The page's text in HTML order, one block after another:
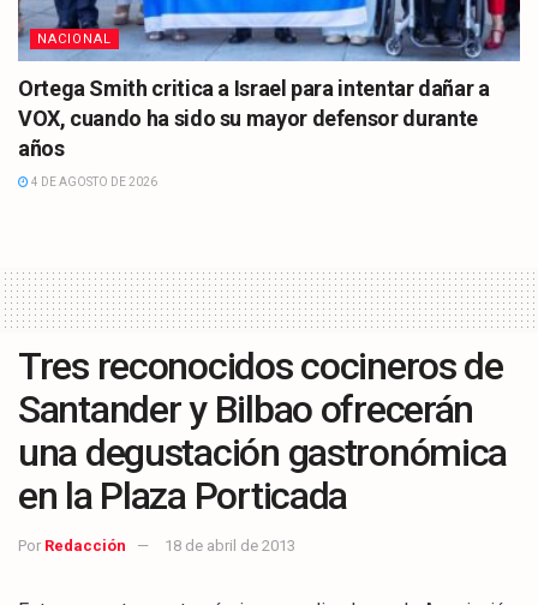
NACIONAL
Ortega Smith critica a Israel para intentar dañar a
VOX, cuando ha sido su mayor defensor durante
años
4 DE AGOSTO DE 2026
Tres reconocidos cocineros de
Santander y Bilbao ofrecerán
una degustación gastronómica
en la Plaza Porticada
Por Redacción 18 de abril de 2013